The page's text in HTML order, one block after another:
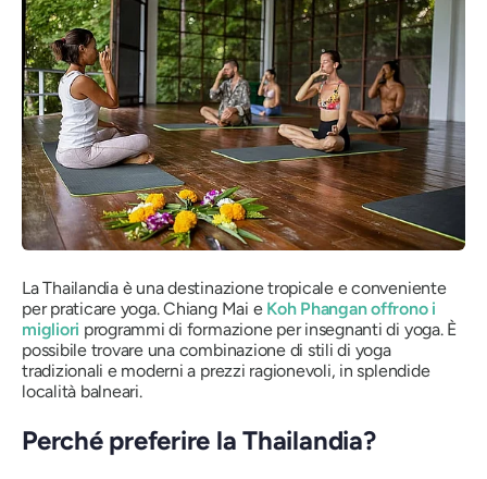
La Thailandia è una destinazione tropicale e conveniente
per praticare yoga. Chiang Mai e Koh Phangan offrono i
migliori programmi di formazione per insegnanti di yoga. È
possibile trovare una combinazione di stili di yoga
tradizionali e moderni a prezzi ragionevoli, in splendide
località balneari.
Perché preferire la Thailandia?